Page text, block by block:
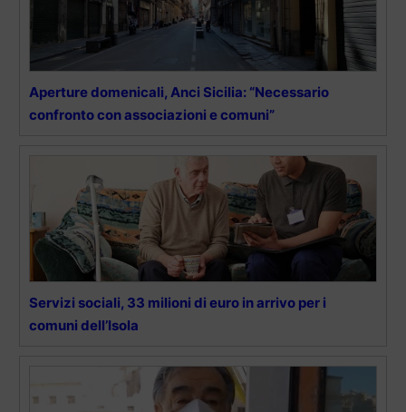
Aperture domenicali, Anci Sicilia: “Necessario
confronto con associazioni e comuni”
Servizi sociali, 33 milioni di euro in arrivo per i
comuni dell’Isola